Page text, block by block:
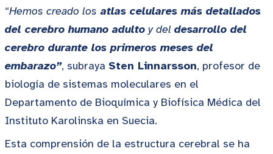
“Hemos creado los atlas celulares más detallados
del cerebro humano adulto y del desarrollo del
cerebro durante los primeros meses del
embarazo”, subraya Sten Linnarsson, profesor de
biología de sistemas moleculares en el
Departamento de Bioquímica y Biofísica Médica del
Instituto Karolinska en Suecia.
Esta comprensión de la estructura cerebral se ha